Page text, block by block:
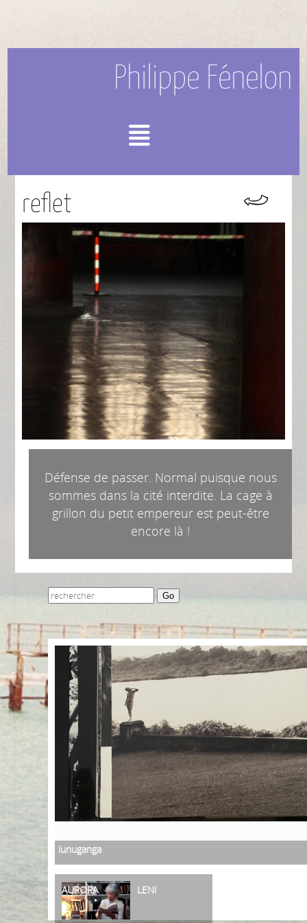
Philippe Fénelon
reflet
Défense de passer. Normal puisque nous
sommes dans la cité interdite. La cage à
grillon du petit empereur est peut-être
encore là !
Go
lunuganga
AURORA LENI